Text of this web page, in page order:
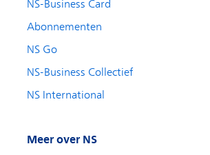
NS-Business Card
Abonnementen
NS Go
NS-Business Collectief
NS International
Meer over NS